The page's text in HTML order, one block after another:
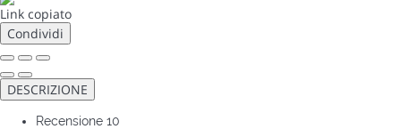
Link copiato
Condividi
DESCRIZIONE
Recensione 10